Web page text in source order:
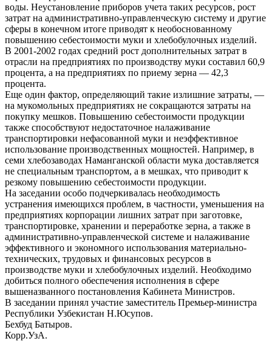
воды. Неустановление приборов учета таких ресурсов, рост
затрат на административно-управленческую систему и другие
сферы в конечном итоге приводят к необоснованному
повышению себестоимости муки и хлебобулочных изделий.
В 2001-2002 годах средний рост дополнительных затрат в
отрасли на предприятиях по производству муки составил 60,9
процента, а на предприятиях по приему зерна — 42,3
процента.
Еще один фактор, определяющий такие излишние затраты, —
на мукомольных предприятиях не сокращаются затраты на
покупку мешков. Повышению себестоимости продукции
также способствуют недостаточное налаживание
транспортировки нефасованной муки и неэффективное
использование производственных мощностей. Например, в
семи хлебозаводах Наманганской области мука доставляется
не специальным транспортом, а в мешках, что приводит к
резкому повышению себестоимости продукции.
На заседании особо подчеркивалась необходимость
устранения имеющихся проблем, в частности, уменьшения на
предприятиях корпорации лишних затрат при заготовке,
транспортировке, хранении и переработке зерна, а также в
административно-управленческой системе и налаживание
эффективного и экономного использования материально-
технических, трудовых и финансовых ресурсов в
производстве муки и хлебобулочных изделий. Необходимо
добиться полного обеспечения исполнения в сфере
вышеназванного постановления Кабинета Министров.
В заседании принял участие заместитель Премьер-министра
Республики Узбекистан Н.Юсупов.
Бехбуд Батыров.
Корр.УзА.